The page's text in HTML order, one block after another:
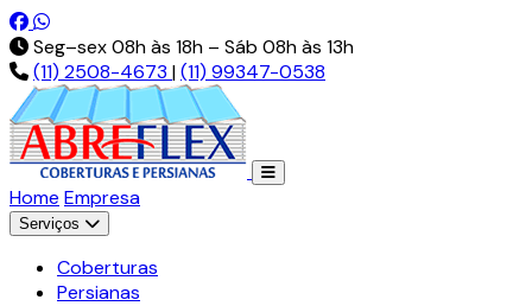
Pt-br.facebook.com
Api.whatsapp.com
Seg–sex 08h às 18h – Sáb 08h às 13h
(11) 2508-4673 |(11) 99347-0538
Home Empresa
Serviços
Coberturas
Persianas